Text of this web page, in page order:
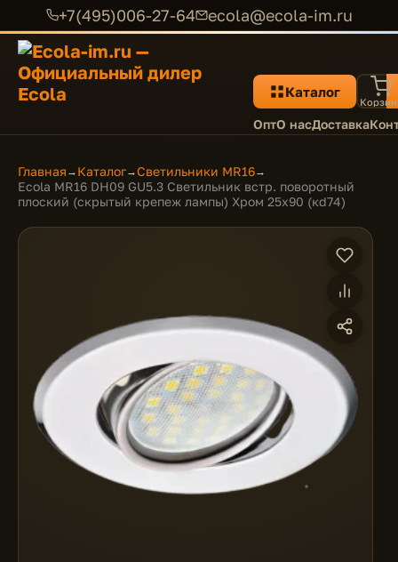
+7(495)006-27-64 ecola@ecola-im.ru
Каталог
ОптО насДоставка
Главная → Каталог→Светильники MR16→
Ecola MR16 DH09 GU5.3 Светильник встр. поворотный
плоский (скрытый крепеж лампы) Хром 25x90 (кd74)